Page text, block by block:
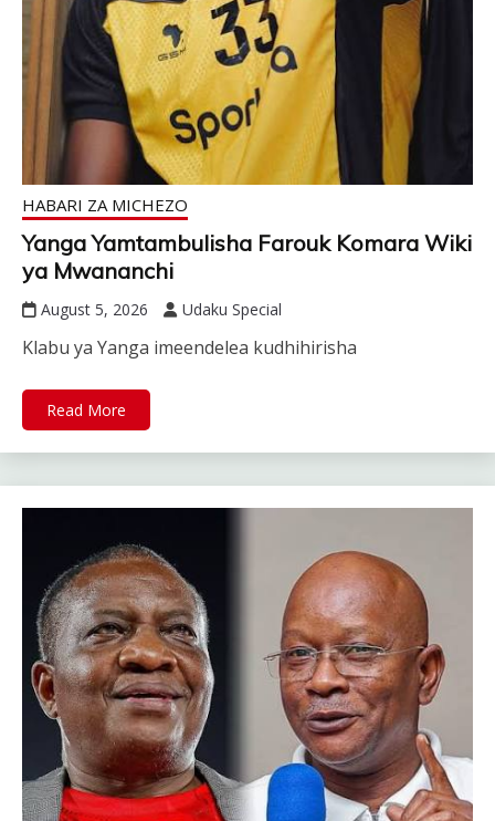
HABARI ZA MICHEZO
Yanga Yamtambulisha Farouk Komara Wiki
ya Mwananchi
August 5, 2026 Udaku Special
Klabu ya Yanga imeendelea kudhihirisha
Read More